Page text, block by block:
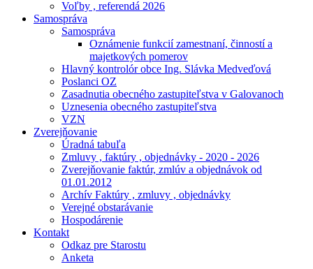
Voľby , referendá 2026
Samospráva
Samospráva
Oznámenie funkcií zamestnaní, činností a
majetkových pomerov
Hlavný kontrolór obce Ing. Slávka Medveďová
Poslanci OZ
Zasadnutia obecného zastupiteľstva v Galovanoch
Uznesenia obecného zastupiteľstva
VZN
Zverejňovanie
Úradná tabuľa
Zmluvy , faktúry , objednávky - 2020 - 2026
Zverejňovanie faktúr, zmlúv a objednávok od
01.01.2012
Archív Faktúry , zmluvy , objednávky
Verejné obstarávanie
Hospodárenie
Kontakt
Odkaz pre Starostu
Anketa